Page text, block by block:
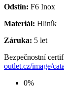
Odstín: F6 Inox
Materiál: Hliník
Záruka: 5 let
Bezpečnostní
outlet.cz/image/
0%